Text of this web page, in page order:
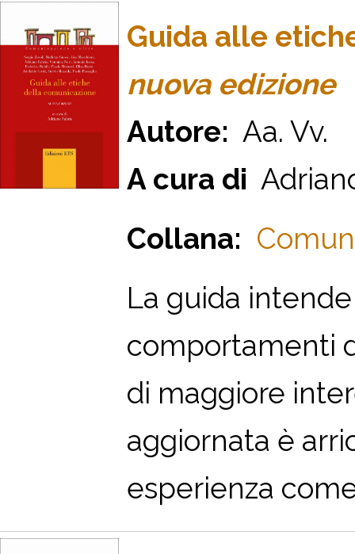
Guida alle
nuova edizione
Autore: Aa. Vv.
A cura di
Collana:
La guida
comportamenti
di maggiore
aggiornata è
esperienza